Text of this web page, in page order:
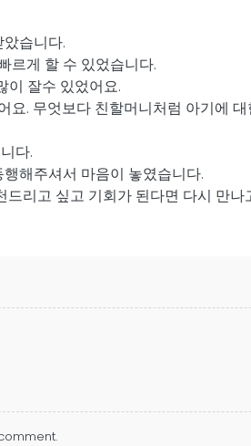
습니다.
르게 할 수 있었습니다.
이 잘수 있었어요.
. 무엇보다 친할머니처럼 아기에
다.
해주셔서 마음이 놓였습니다.
리고 싶고 기회가 된다면 다시 만